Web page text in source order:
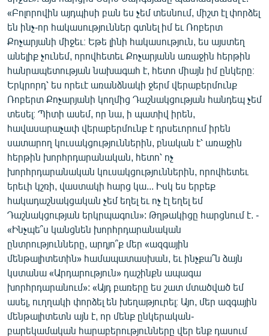
«Բոլորովին այդպիսի բան ես չեմ տեսնում, միշտ էլ փորձել
են ինչ-որ հակասություններ գտնել իմ եւ Ռոբերտ
Քոչարյանի միջեւ։ Եթե լինի հակասություն, ես այստեղ
անելիք չունեմ, որովհետեւ Քոչարյանն առաջին հերթին
հանրապետության նախագահ է, հետո միայն իմ ընկերը։
Երկրորդ՝ ես որեւէ առանձնակի ջերմ վերաբերմունք
Ռոբերտ Քոչարյանի կողմից Դաշնակցության հանդեպ չեմ
տեսել։ Պիտի ասեմ, որ նա, ի պատիվ իրեն,
հավասարաչափ վերաբերմունք է դրսեւորում իրեն
սատարող կուսակցություններին, բնական է՝ առաջին
հերթին խորհրդարանական, հետո՝ ոչ
խորհրդարանական կուսակցություններին, որովհետեւ
երեւի կշռի, վաստակի հարց կա... Իսկ ես երբեք
հակադաշնակցական չեմ եղել եւ ոչ էլ եղել եմ
Դաշնակցության երկրպագուն»: Թղթակիցը հարցնում է. -
«Ինչպե՞ս կանցնեն խորհրդարանական
ընտրությունները, արդյո՞ք մեր «ազգային
մենթալիտետին» համապատասխան, եւ ինչքա՞ն ձայն
կստանա «Արդարություն» դաշինքն ապագա
խորհրդարանում»: «Այդ բառերը ես շատ մտածված եմ
ասել, ուղղակի փորձել են խեղաթյուրել։ Այո, մեր ազգային
մենթալիտետն այն է, որ մենք ընկերական-
բարեկամական հարաբերությունները վեր ենք դասում